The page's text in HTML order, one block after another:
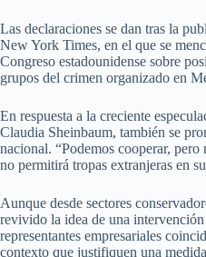
Las declaraciones se dan tras la
New York Times, en el que se
Congreso estadounidense sobre
grupos del crimen organizado en
En respuesta a la creciente
Claudia Sheinbaum, también se
nacional. “Podemos cooperar,
no permitirá tropas extranjeras en
Aunque desde sectores
revivido la idea de una
representantes empresariales
contexto que justifiquen una